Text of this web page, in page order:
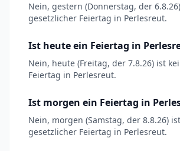
Nein, gestern (Donnerstag, der
gesetzlicher Feiertag in Perlesreut.
Ist heute ein Feiertag in
Nein, heute (Freitag, der 7.8.26) ist
Feiertag in Perlesreut.
Ist morgen ein Feiertag in
Nein, morgen (Samstag, der 8.8.26)
gesetzlicher Feiertag in Perlesreut.